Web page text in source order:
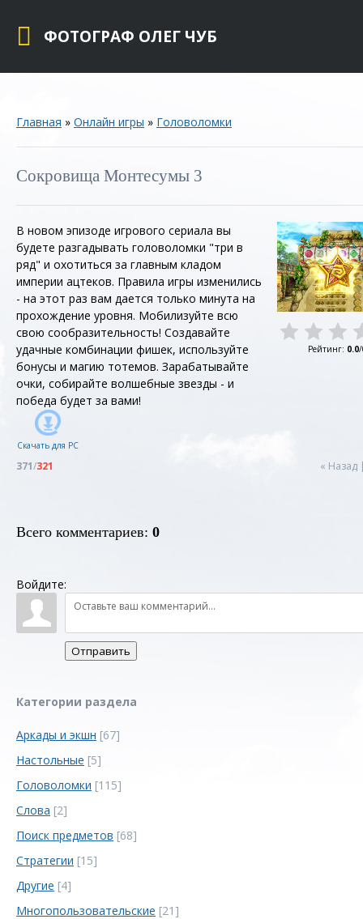
ФОТОГРАФ ОЛЕГ ЧУБ
Главная » Онлайн игры » Головоломки
Сокровища Монтесумы 3
В новом эпизоде игрового сериала вы
будете разгадывать головоломки "три в
ряд" и охотиться за главным кладом
империи ацтеков. Правила игры изменились
- на этот раз вам дается только минута на
прохождение уровня. Мобилизуйте всю
свою сообразительность! Создавайте
удачные комбинации фишек, используйте
бонусы и магию тотемов. Зарабатывайте
очки, собирайте волшебные звезды - и
победа будет за вами!
Скачать для PC
Рейтинг: 0.0/
« Назад
371/321
Всего комментариев: 0
Войдите:
Отправить
Категории раздела
Аркады и экшн [67]
Настольные [5]
Головоломки [115]
Слова [2]
Поиск предметов [68]
Стратегии [15]
Другие [4]
Многопользовательские [21]